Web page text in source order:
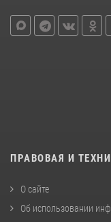
ПРАВОВАЯ И
О сайте
Об использовании